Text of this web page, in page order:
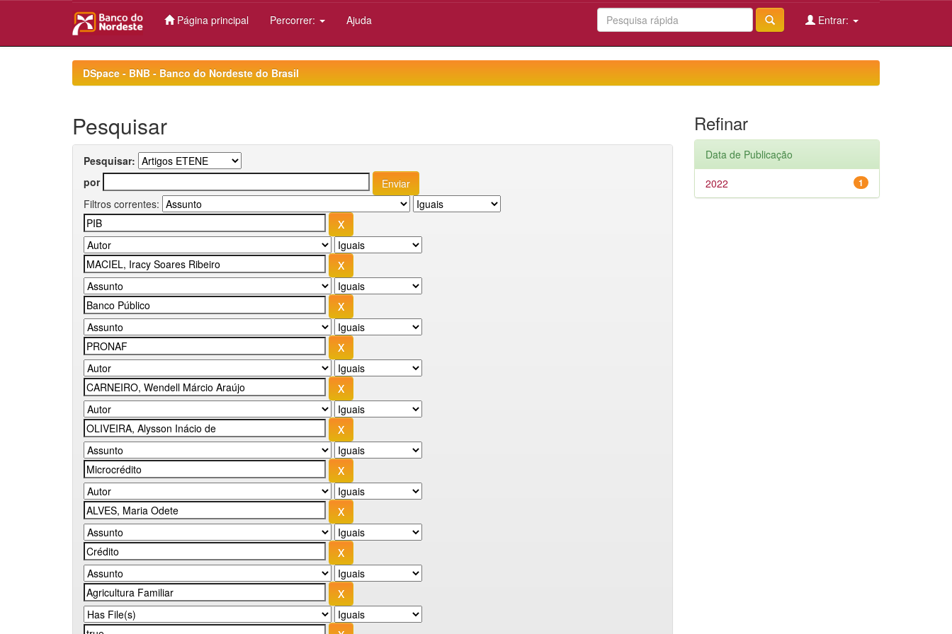
Página principal Percorrer: Ajuda Entrar:
DSpace - BNB - Banco do Nordeste do Brasil
Pesquisar
Pesquisar:
por
Filtros correntes:
Refinar
Data de Publicação
1
2022